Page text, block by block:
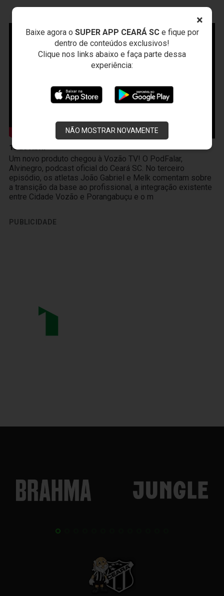
×
Baixe agora o SUPER APP CEARÁ SCe fique por
dentro de conteúdos exclusivos!
Clique nos links abaixo e faça parte dessa
experiência:
NÃO MOSTRAR NOVAMENTE
10 de Abril
Um novo produto chegou à Vozão TV! O PodFalar,
Alvinegro, podcast oficial do Ceará SC. No terceiro
episódio, os atletas João Gabriel e Melk comentam sobre
a transição da base ao profissional, a integração existente
entre Cidade Vozão e Porangabuçu e o m
PUBLICIDADE